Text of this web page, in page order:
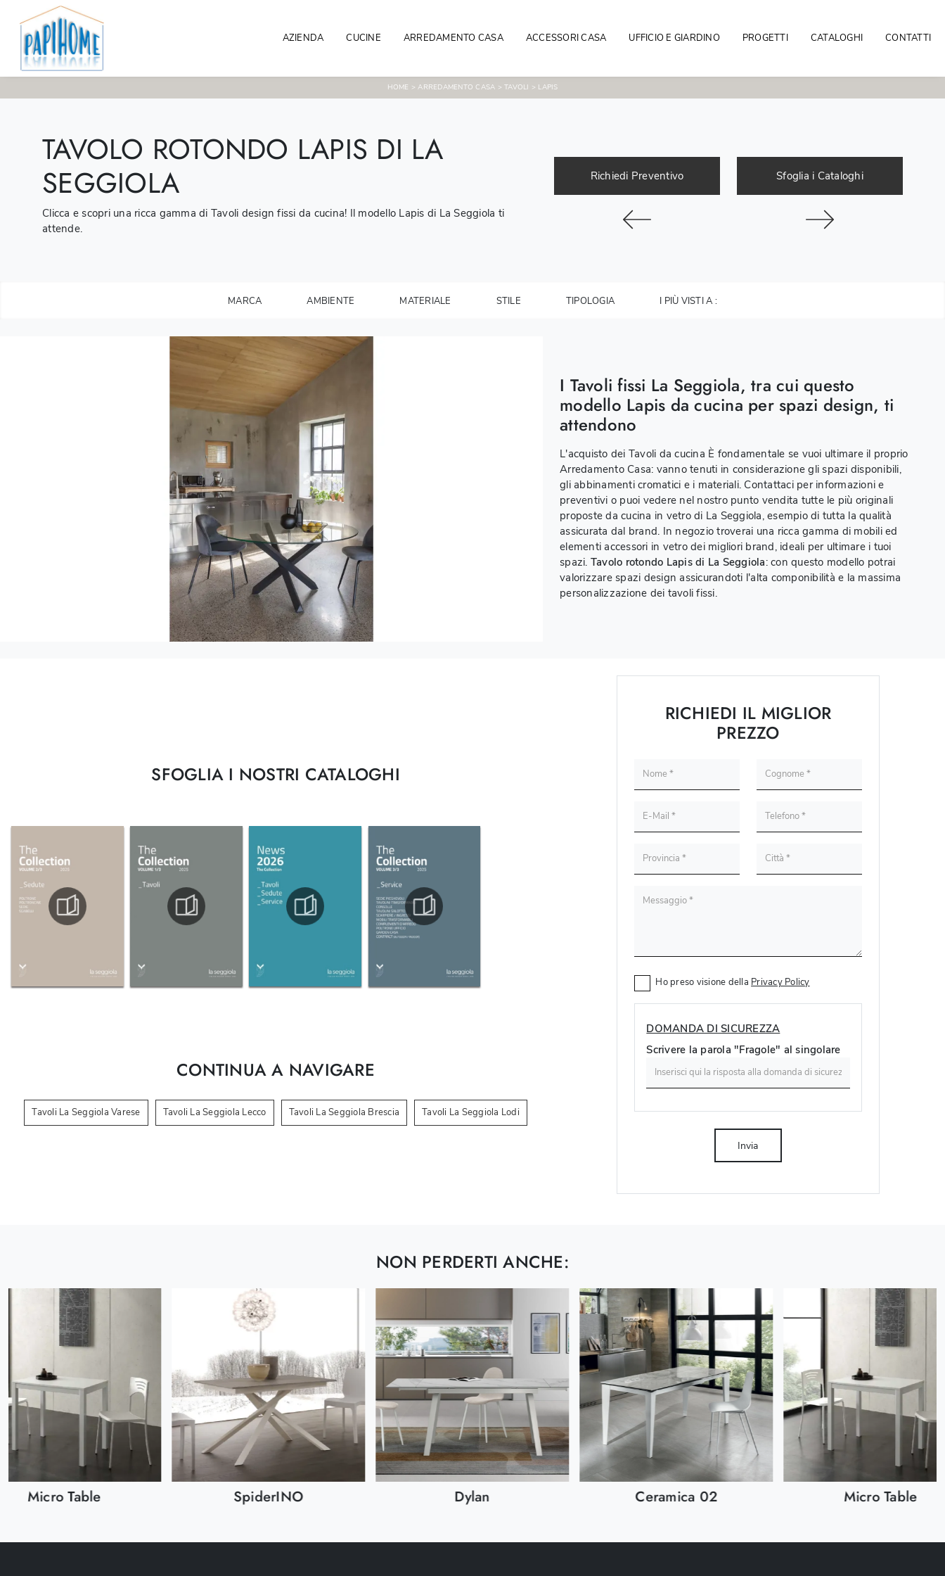
AZIENDA CUCINE ARREDAMENTO CASA ACCESSORI CASA UFFICIO E GIARDINO PROGETTI CATALOGHI CONTATTI
HOME >ARREDAMENTO CASA > TAVOLI > LAPIS
TAVOLO ROTONDO LAPIS DI LA
SEGGIOLA
Clicca e scopri una ricca gamma di Tavoli design fissi da cucina! Il modello Lapis di La Seggiola ti
attende.
Richiedi Preventivo Sfoglia i Cataloghi
MARCA AMBIENTE MATERIALE STILE TIPOLOGIA I PIÙ VISTI A :
I Tavoli fissi La Seggiola, tra cui questo
modello Lapis da cucina per spazi design, ti
attendono
L'acquisto dei Tavoli da cucina È fondamentale se vuoi ultimare il proprio
Arredamento Casa: vanno tenuti in considerazione gli spazi disponibili,
gli abbinamenti cromatici e i materiali. Contattaci per informazioni e
preventivi o puoi vedere nel nostro punto vendita tutte le più originali
proposte da cucina in vetro di La Seggiola, esempio di tutta la qualità
assicurata dal brand. In negozio troverai una ricca gamma di mobili ed
elementi accessori in vetro dei migliori brand, ideali per ultimare i tuoi
spazi. Tavolo rotondo Lapis di La Seggiola: con questo modello potrai
valorizzare spazi design assicurandoti l'alta componibilità e la massima
personalizzazione dei tavoli fissi.
SFOGLIA I NOSTRI CATALOGHI
CONTINUA A NAVIGARE
Tavoli La Seggiola Varese Tavoli La Seggiola Lecco Tavoli La Seggiola Brescia Tavoli La Seggiola Lodi
RICHIEDI IL MIGLIOR
PREZZO
Ho preso visione della Privacy Policy
DOMANDA DI SICUREZZA
Scrivere la parola "Fragole" al singolare
Invia
NON PERDERTI ANCHE:
Micro Table SpiderINO Dylan Ceramica 02 Micro Table